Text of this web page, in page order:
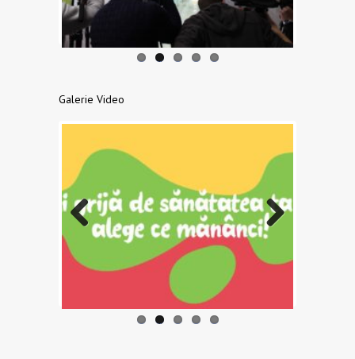
Galerie Video
Previo
us
Next